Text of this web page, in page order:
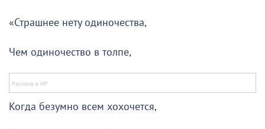
«Страшнее нету одиночества,
Чем одиночество в толпе,
Когда безумно всем хохочется,